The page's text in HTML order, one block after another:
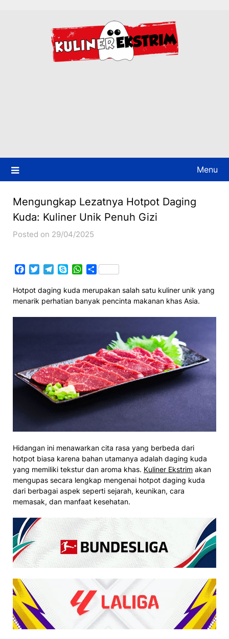
Menu
Mengungkap Lezatnya Hotpot Daging
Kuda: Kuliner Unik Penuh Gizi
Posted on 29/04/2025
Facebook
TwitterTelegram
SkypeWhatsApp
Share
Hotpot daging kuda merupakan salah satu kuliner unik yang
menarik perhatian banyak pencinta makanan khas Asia.
Hidangan ini menawarkan cita rasa yang berbeda dari
hotpot biasa karena bahan utamanya adalah daging kuda
yang memiliki tekstur dan aroma khas. Kuliner Ekstrim akan
mengupas secara lengkap mengenai hotpot daging kuda
dari berbagai aspek seperti sejarah, keunikan, cara
memasak, dan manfaat kesehatan.